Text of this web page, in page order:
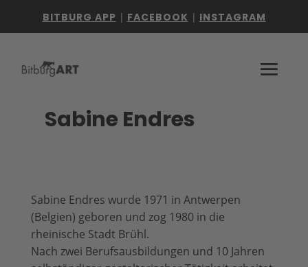
BITBURG APP | FACEBOOK | INSTAGRAM
Sabine Endres
Sabine Endres wurde 1971 in Antwerpen
(Belgien) geboren und zog 1980 in die
rheinische Stadt Brühl.
Nach zwei Berufsausbildungen und 10 Jahren